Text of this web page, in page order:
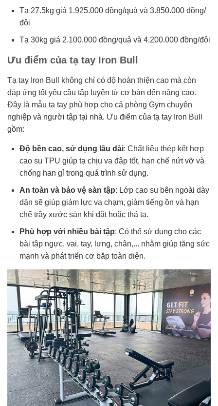
Tạ 27.5kg giá 1.925.000 đồng/quả và 3.850.000 đồng/
đôi
Tạ 30kg giá 2.100.000 đồng/quả và 4.200.000 đồng/đôi
Ưu điểm của tạ tay Iron Bull
Tạ tay Iron Bull không chỉ có độ hoàn thiện cao mà còn
đáp ứng tốt yêu cầu tập luyện từ cơ bản đến nâng cao.
Đây là mẫu tạ tay phù hợp cho cả phòng Gym chuyên
nghiệp và người tập tại nhà. Ưu điểm của tạ tay Iron Bull
gồm:
Độ bền cao, sử dụng lâu dài: Chất liệu thép kết hợp
cao su TPU giúp tạ chịu va đập tốt, hạn chế nứt vỡ và
chống han gỉ trong quá trình sử dụng.
An toàn và bảo vệ sàn tập: Lớp cao su bên ngoài dày
dặn sẽ giúp giảm lực va chạm, giảm tiếng ồn và hạn
chế trầy xước sàn khi đặt hoặc thả tạ.
Phù hợp với nhiều bài tập: Có thể sử dụng cho các
bài tập ngực, vai, tay, lưng, chân,... nhằm giúp tăng sức
mạnh và phát triển cơ bắp toàn diện.